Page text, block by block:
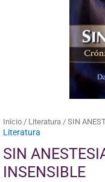
Inicio / Literatura / SIN
Literatura
SIN
INSENSIBLE